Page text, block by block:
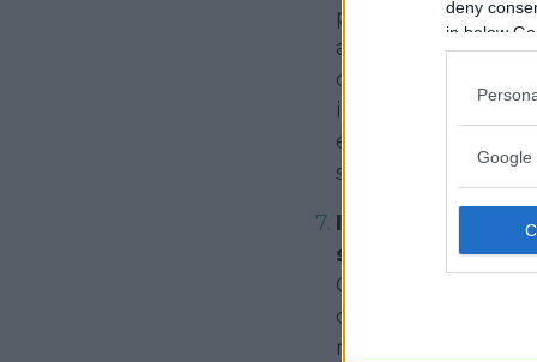
deny
in below
Google
più problemi dei
attribuito allo
due lingue. La
ignorare i
e potenzialità che
solo del tempo
Il bambino
sbagliata’
Capita spesso
con il genitore
non parlata nel